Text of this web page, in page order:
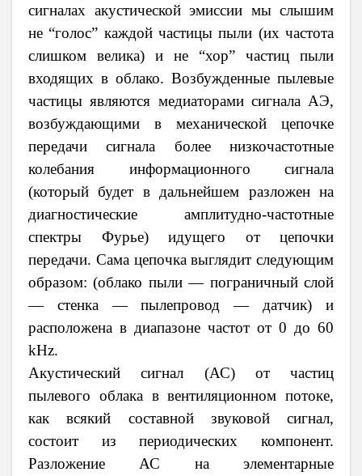
сигналах акустической эмиссии мы слышим
не “голос” каждой частицы пыли (их частота
слишком велика) и не “хор” частиц пыли
входящих в облако. Возбужденные пылевые
частицы являются медиаторами сигнала АЭ,
возбуждающими в механической цепочке
передачи сигнала более низкочастотные
колебания информационного сигнала
(который будет в дальнейшем разложен на
диагностические амплитудно-частотные
спектры Фурье) идущего от цепочки
передачи. Сама цепочка выглядит следующим
образом: (облако пыли — пограничный слой
— стенка — пылепровод — датчик) и
расположена в диапазоне частот от 0 до 60
kHz.
Акустический сигнал (АС) от частиц
пылевого облака в вентиляционном потоке,
как всякий составной звуковой сигнал,
состоит из периодических компонент.
Разложение АС на элементарные